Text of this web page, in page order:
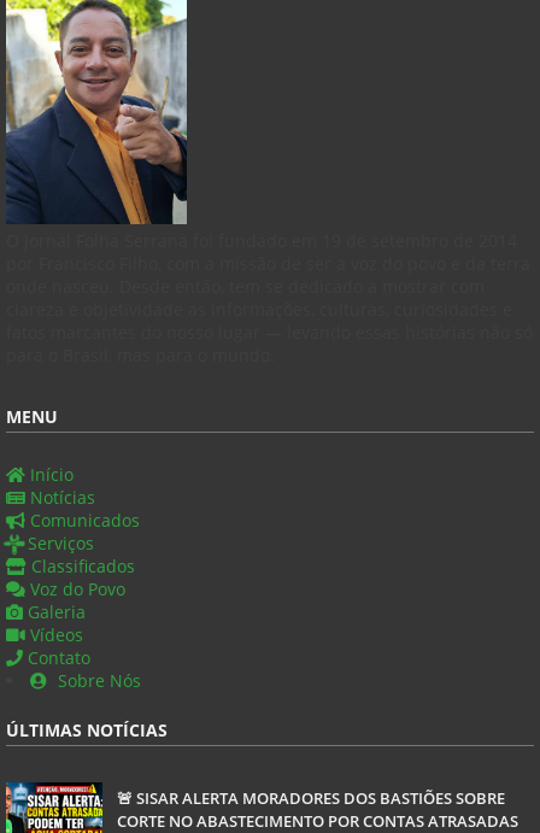
MENU
Início
Notícias
Comunicados
Serviços
Classificados
Voz do Povo
Galeria
Vídeos
Contato
Sobre Nós
ÚLTIMAS NOTÍCIAS
🚨 SISAR ALERTA MORADORES DOS BASTIÕES SOBRE
CORTE NO ABASTECIMENTO POR CONTAS ATRASADAS